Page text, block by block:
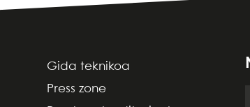
Gida teknikoa
Press zone